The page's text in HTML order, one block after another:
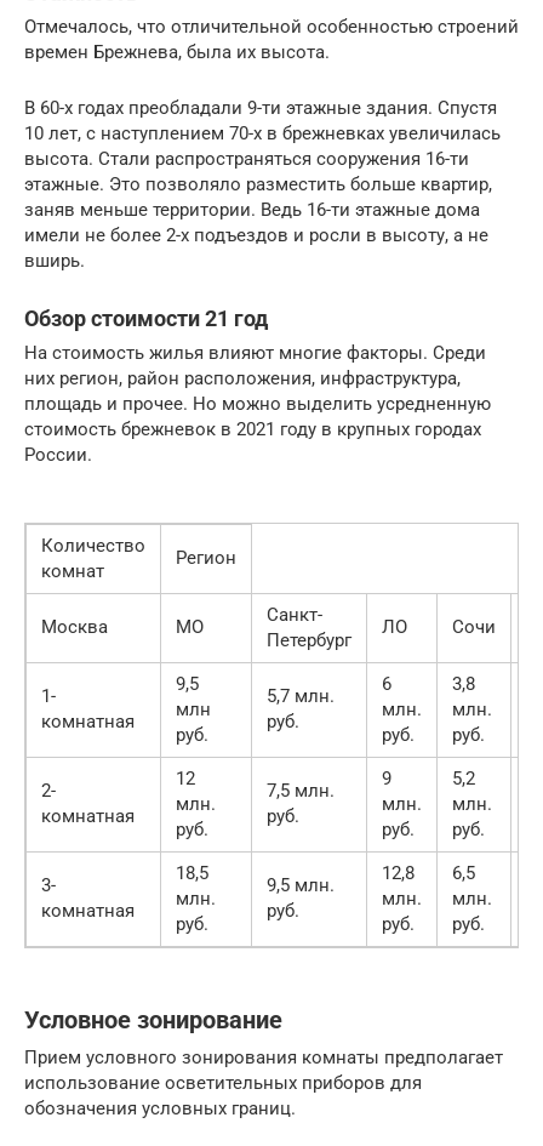
Отмечалось, что отличительной особенностью строений
времен Брежнева, была их высота.
В 60-х годах преобладали 9-ти этажные здания. Спустя
10 лет, с наступлением 70-х в брежневках увеличилась
высота. Стали распространяться сооружения 16-ти
этажные. Это позволяло разместить больше квартир,
заняв меньше территории. Ведь 16-ти этажные дома
имели не более 2-х подъездов и росли в высоту, а не
вширь.
Обзор стоимости 21 год
На стоимость жилья влияют многие факторы. Среди
них регион, район расположения, инфраструктура,
площадь и прочее. Но можно выделить усредненную
стоимость брежневок в 2021 году в крупных городах
России.
Количество
комнат
Регион
Москва МО
Санкт-
Петербург
ЛО Сочи
1-
комнатная
9,5
млн
руб.
5,7 млн.
руб.
6
млн.
руб.
3,8
млн.
руб.
2-
комнатная
12
млн.
руб.
7,5 млн.
руб.
9
млн.
руб.
5,2
млн.
руб.
3-
комнатная
18,5
млн.
руб.
9,5 млн.
руб.
12,8
млн.
руб.
6,5
млн.
руб.
Условное зонирование
Прием условного зонирования комнаты предполагает
использование осветительных приборов для
обозначения условных границ.